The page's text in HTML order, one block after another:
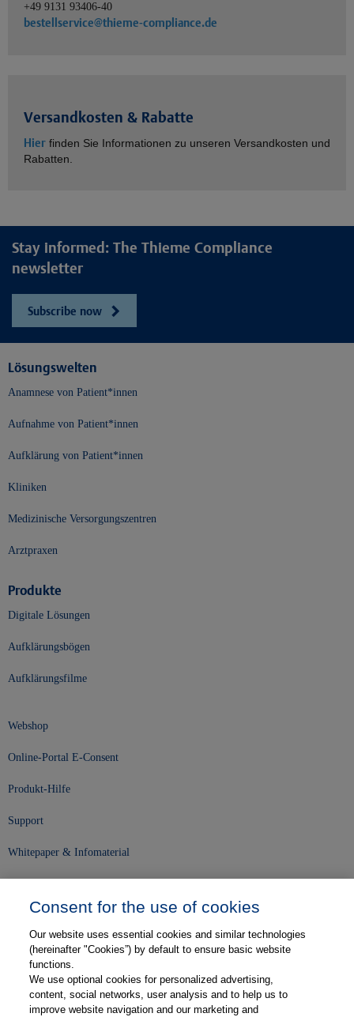
+49 9131 93406-40
bestellservice@thieme-compliance.de
Versandkosten & Rabatte
Hier finden Sie Informationen zu unseren Versandkosten und
Rabatten.
Stay informed: The Thieme Compliance
newsletter
Subscribe now
Lösungswelten
Anamnese von Patient*innen
Aufnahme von Patient*innen
Aufklärung von Patient*innen
Kliniken
Medizinische Versorgungszentren
Arztpraxen
Produkte
Digitale Lösungen
Aufklärungsbögen
Aufklärungsfilme
Webshop
Online-Portal E-Consent
Produkt-Hilfe
Support
Whitepaper & Infomaterial
Karriere
Kontakt
Web-Semniare
Consent for the use of cookies
Our website uses essential cookies and similar technologies
(hereinafter "Cookies”) by default to ensure basic website
functions.
We use optional cookies for personalized advertising,
content, social networks, user analysis and to help us to
improve website navigation and our marketing and